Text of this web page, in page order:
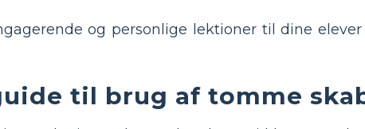
og personlige lektioner til dine
til brug af tomme